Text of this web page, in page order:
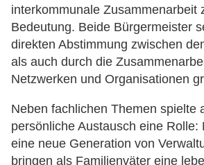
interkommunale Zusammenarbeit
Bedeutung. Beide Bürgermeister
direkten Abstimmung zwischen
als auch durch die
Netzwerken und Organisationen
Neben fachlichen Themen spielte
persönliche Austausch eine Rolle:
eine neue Generation von
bringen als Familienväter eine